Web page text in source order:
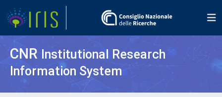
CNR Institutional Research
Information System